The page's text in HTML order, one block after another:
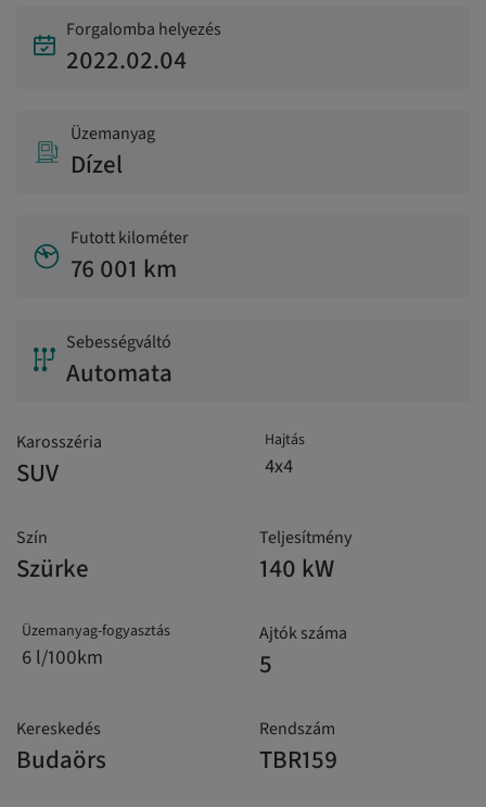
Forgalomba helyezés
2022.02.04
Üzemanyag
Dízel
Futott kilométer
76 001 km
Sebességváltó
Automata
Karosszéria
SUV
Hajtás
4x4
Szín
Szürke
Teljesítmény
140 kW
Üzemanyag-fogyasztás
6 l/100km
Ajtók száma
5
Kereskedés
Budaörs
Rendszám
TBR159